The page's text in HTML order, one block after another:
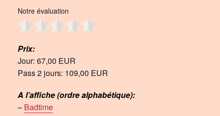
Notre évaluation
Prix:
Jour: 67,00 EUR
Pass 2 jours: 109,00 EUR
A l’affiche (ordre alphabétique):
– Badtime